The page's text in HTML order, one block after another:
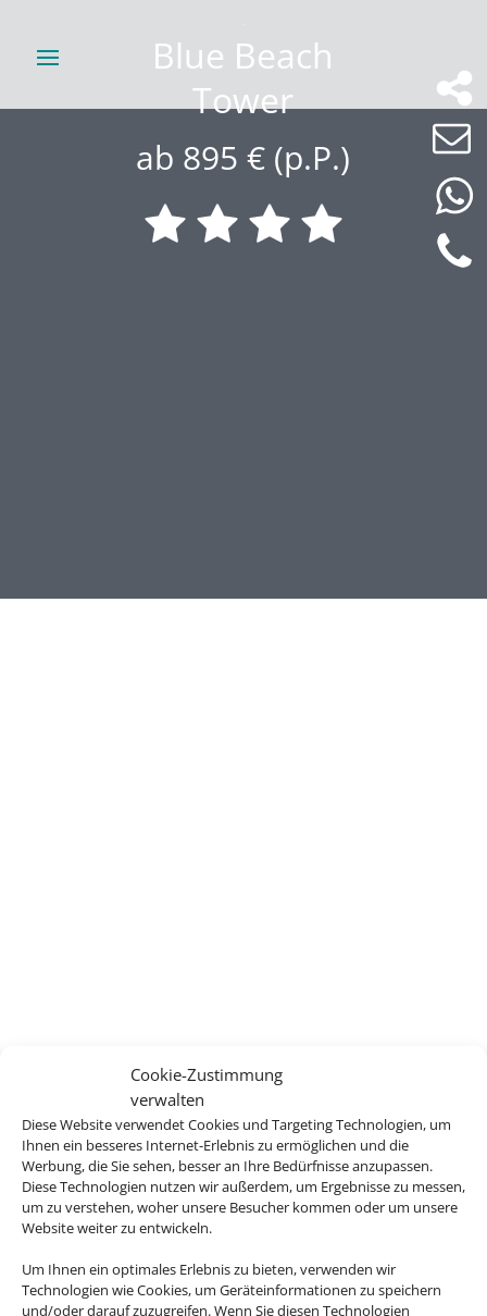
Cookie-Zustimmung
verwalten
Diese Website verwendet Cookies und Targeting Technologien, um
Ihnen ein besseres Internet-Erlebnis zu ermöglichen und die
Werbung, die Sie sehen, besser an Ihre Bedürfnisse anzupassen.
Diese Technologien nutzen wir außerdem, um Ergebnisse zu messen,
um zu verstehen, woher unsere Besucher kommen oder um unsere
Website weiter zu entwickeln.
Um Ihnen ein optimales Erlebnis zu bieten, verwenden wir
Technologien wie Cookies, um Geräteinformationen zu speichern
und/oder darauf zuzugreifen. Wenn Sie diesen Technologien
Blue Beach
Tower
ab 895 € (p.P.)